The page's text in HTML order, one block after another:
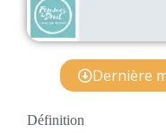
Dernière
Définition